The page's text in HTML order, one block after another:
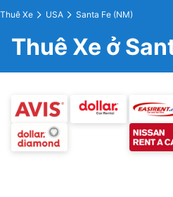
Thuê Xe USA Santa Fe (NM)
Thuê Xe ở